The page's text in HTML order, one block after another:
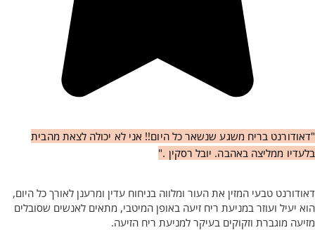
"דאודורנט בריח משגע שנשאר כל היום!! אני לא יכולה לצאת מהבית
בלעדיו ממליצה באהבה. יובל רסקין ."
דאודורנט טבעי המזין את העור ומלווה בניחוח עדין ומרענן לאורך כל היום,
הוא יעיל ועוזר במניעת ריח זיעה באופן המיטבי, מתאים לאנשים שסובלים
מזיעה מוגברת וזקוקים בעיקר למניעת ריח הזיעה.